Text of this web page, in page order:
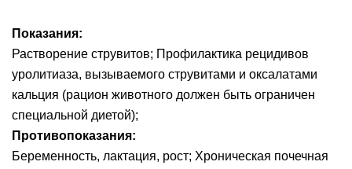
Показания:
Растворение струвитов; Профилактика рецидивов
уролитиаза, вызываемого струвитами и оксалатами
кальция (рацион животного должен быть ограничен
специальной диетой);
Противопоказания:
Беременность, лактация, рост; Хроническая почечная